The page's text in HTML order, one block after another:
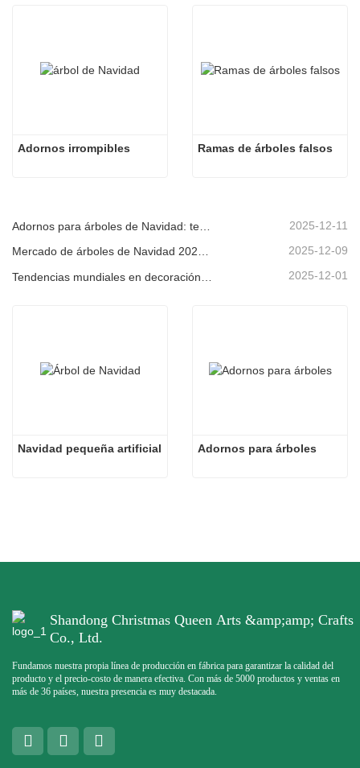
Adornos irrompibles Ramas de árboles falsos
2025-12-11
Mercado de árboles de Navidad 2025: Tendencias, tecnologías y guía de compras para compradores B2B 2025-12-09
2025-12-01
Navidad pequeña artificial Adornos para árboles
Shandong Christmas Queen Arts &amp;amp; Crafts
Co., Ltd.
Fundamos nuestra propia línea de producción en fábrica para garantizar la calidad del
producto y el precio-costo de manera efectiva. Con más de 5000 productos y ventas en
más de 36 países, nuestra presencia es muy destacada.